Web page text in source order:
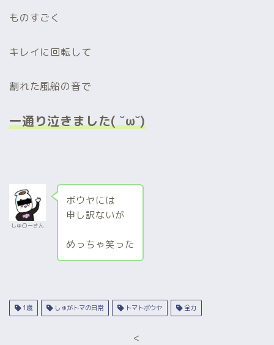
ものすごく
キレイに回転して
割れた風船の音で
一通り泣きました( ˘ω˘)
しゅ〇ーさん
ボウヤには
申し訳ないが
めっちゃ笑った
1歳 しゅがトマの日常 トマトボウヤ 全力
<